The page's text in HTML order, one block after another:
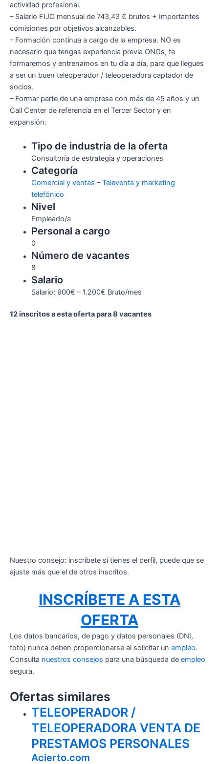
actividad profesional.
– Salario FIJO mensual de 743,43 € brutos + Importantes
comisiones por objetivos alcanzables.
– Formación continua a cargo de la empresa. NO es
necesario que tengas experiencia previa ONGs, te
formaremos y entrenamos en tu día a día, para que llegues
a ser un buen teleoperador / teleoperadora captador de
socios.
– Formar parte de una empresa con más de 45 años y un
Call Center de referencia en el Tercer Sector y en
expansión.
Tipo de industria de la oferta
Consultoría de estrategia y operaciones
Categoría
Comercial y ventas –Televenta y marketing
telefónico
Nivel
Empleado/a
Personal a cargo
0
Número de vacantes
8
Salario
Salario: 900€ – 1.200€ Bruto/mes
12 inscritos a esta oferta para 8 vacantes
Nuestro consejo: inscríbete si tienes el perfil, puede que se
ajuste más que el de otros inscritos.
INSCRÍBETE A ESTA
OFERTA
Los datos bancarios, de pago y datos personales (DNI,
foto) nunca deben proporcionarse al solicitar un empleo.
Consulta nuestros consejos para una búsqueda de empleo
segura.
Ofertas similares
TELEOPERADOR /
TELEOPERADORA VENTA DE
PRESTAMOS PERSONALES
Acierto.com